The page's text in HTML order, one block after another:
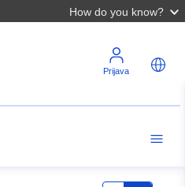
How do you know?
Prijava